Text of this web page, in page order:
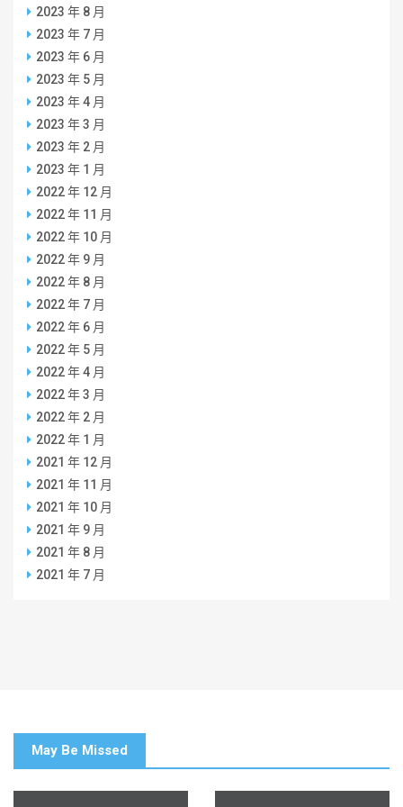
2023 年 8 月
2023 年 7 月
2023 年 6 月
2023 年 5 月
2023 年 4 月
2023 年 3 月
2023 年 2 月
2023 年 1 月
2022 年 12 月
2022 年 11 月
2022 年 10 月
2022 年 9 月
2022 年 8 月
2022 年 7 月
2022 年 6 月
2022 年 5 月
2022 年 4 月
2022 年 3 月
2022 年 2 月
2022 年 1 月
2021 年 12 月
2021 年 11 月
2021 年 10 月
2021 年 9 月
2021 年 8 月
2021 年 7 月
May Be Missed